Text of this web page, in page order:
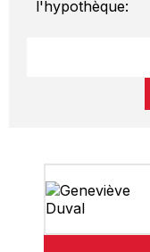
l'hypothèque: